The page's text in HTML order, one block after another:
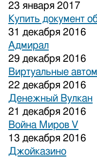
23 января 2017
Купить документ
31 декабря 2016
Адмирал
29 декабря 2016
Виртуальные
22 декабря 2016
Денежный Вулкан
21 декабря 2016
Война Миров V
13 декабря 2016
Джойказино